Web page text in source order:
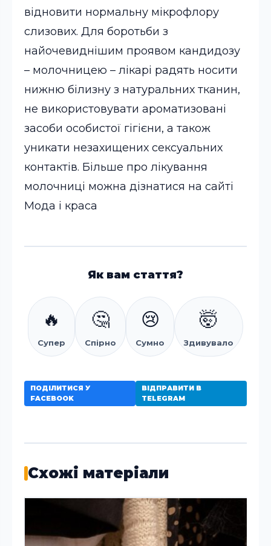
відновити нормальну мікрофлору
слизових. Для боротьби з
найочевиднішим проявом кандидозу
– молочницею – лікарі радять носити
нижню білизну з натуральних тканин,
не використовувати ароматизовані
засоби особистої гігієни, а також
уникати незахищених сексуальних
контактів. Більше про лікування
молочниці можна дізнатися на сайті
Мода і краса
Як вам стаття?
🔥
Супер
🤔
Спірно
😢
Сумно
🤯
Здивувало
ПОДІЛИТИСЯ У
FACEBOOK
ВІДПРАВИТИ В
TELEGRAM
Схожі матеріали